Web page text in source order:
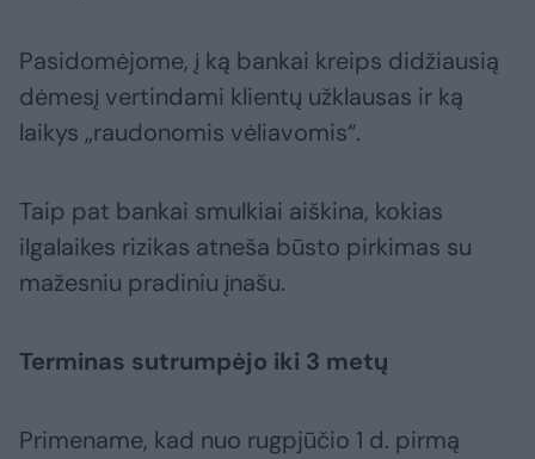
Pasidomėjome, į ką bankai kreips didžiausią
dėmesį vertindami klientų užklausas ir ką
laikys „raudonomis vėliavomis“.
Taip pat bankai smulkiai aiškina, kokias
ilgalaikes rizikas atneša būsto pirkimas su
mažesniu pradiniu įnašu.
Terminas sutrumpėjo iki 3 metų
Primename, kad nuo rugpjūčio 1 d. pirmą